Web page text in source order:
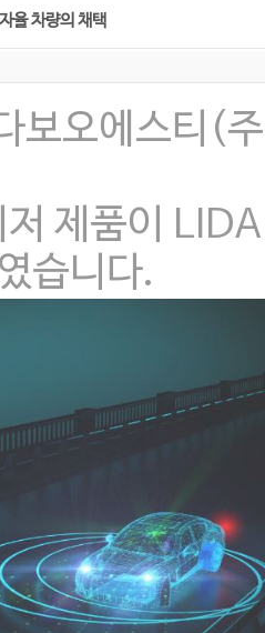
율 차량의 채택
보오에스티(
저 제품이
습니다.